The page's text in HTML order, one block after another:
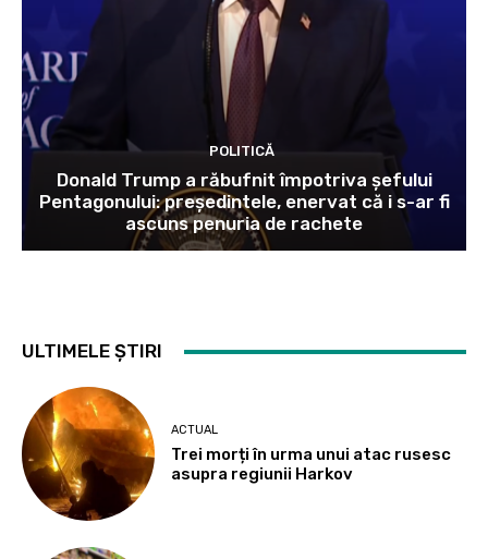
POLITICĂ
Donald Trump a răbufnit împotriva șefului
Pentagonului: președintele, enervat că i s-ar fi
ascuns penuria de rachete
ULTIMELE ȘTIRI
ACTUAL
Trei morți în urma unui atac rusesc
asupra regiunii Harkov